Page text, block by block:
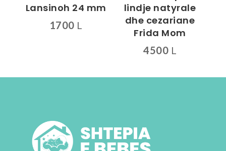
Lansinoh 24 mm
1700 L
lindje natyrale
dhe cezariane
Frida Mom
4500 L